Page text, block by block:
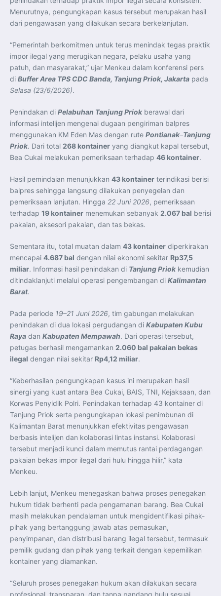
Perkuat Kerja Sama Repatriasi Artefak Budaya
Menteri PKP dan Ketua DEN Perkuat Kolaborasi
Teknologi, Data, dan Pembiayaan Demi Percepatan
Program 3 Juta Rumah
dan Sertifikasi Kompetensi
KASAU Bekali 154 Perwira Remaja AAU 2026, Tekankan
Integritas dan Profesionalisme sebagai Bekal
Pengabdian
Menlu Sugiono Dorong Kemitraan ASEAN–Inggris yang
Lebih Erat Hadapi Tantangan Global
Indonesia Dorong ASEAN dan Uni Eropa Perkuat
Stabilitas Global melalui Kemitraan Strategis
Selatan untuk Perkuat Ketahanan Kawasan
Kemitraan ASEAN–Kanada Perkuat Ketahanan Ekonomi,
Pangan, dan Energi Kawasan
ASEAN dan India Perkuat Ketahanan Kawasan lewat
Kerja Sama Maritim, Ekonomi, dan Kesehatan
BI Pertahankan BI-Rate 5,75 Persen untuk Jaga
Stabilitas dan Dukung Pertumbuhan Ekonomi
Kepala BGN Sudaryono Tegaskan Komitmen Perkuat
Menurutnya, pengungkapan kasus tersebut merupakan hasil
dari pengawasan yang dilakukan secara berkelanjutan.
“Pemerintah berkomitmen untuk terus menindak tegas praktik
impor ilegal yang merugikan negara, pelaku usaha yang
patuh, dan masyarakat,” ujar Menkeu dalam konferensi pers
di Buffer Area TPS CDC Banda, Tanjung Priok, Jakarta pada
Selasa (23/6/2026).
Penindakan di Pelabuhan Tanjung Priok berawal dari
informasi intelijen mengenai dugaan pengiriman balpres
menggunakan KM Eden Mas dengan rute Pontianak–Tanjung
Priok. Dari total 268 kontainer yang diangkut kapal tersebut,
Bea Cukai melakukan pemeriksaan terhadap 46 kontainer.
Hasil pemindaian menunjukkan 43 kontainer terindikasi berisi
balpres sehingga langsung dilakukan penyegelan dan
pemeriksaan lanjutan. Hingga 22 Juni 2026, pemeriksaan
terhadap 19 kontainer menemukan sebanyak 2.067 bal berisi
pakaian, aksesori pakaian, dan tas bekas.
Sementara itu, total muatan dalam 43 kontainer diperkirakan
mencapai 4.687 bal dengan nilai ekonomi sekitar Rp37,5
miliar. Informasi hasil penindakan di Tanjung Priok kemudian
ditindaklanjuti melalui operasi pengembangan di Kalimantan
Barat.
Pada periode 19–21 Juni 2026, tim gabungan melakukan
penindakan di dua lokasi pergudangan di Kabupaten Kubu
Raya dan Kabupaten Mempawah. Dari operasi tersebut,
petugas berhasil mengamankan 2.060 bal pakaian bekas
ilegal dengan nilai sekitar Rp4,12 miliar.
“Keberhasilan pengungkapan kasus ini merupakan hasil
sinergi yang kuat antara Bea Cukai, BAIS, TNI, Kejaksaan, dan
Korwas Penyidik Polri. Penindakan terhadap 43 kontainer di
Tanjung Priok serta pengungkapan lokasi penimbunan di
Kalimantan Barat menunjukkan efektivitas pengawasan
berbasis intelijen dan kolaborasi lintas instansi. Kolaborasi
tersebut menjadi kunci dalam memutus rantai perdagangan
pakaian bekas impor ilegal dari hulu hingga hilir,” kata
Menkeu.
Lebih lanjut, Menkeu menegaskan bahwa proses penegakan
hukum tidak berhenti pada pengamanan barang. Bea Cukai
masih melakukan pendalaman untuk mengidentifikasi pihak-
pihak yang bertanggung jawab atas pemasukan,
penyimpanan, dan distribusi barang ilegal tersebut, termasuk
pemilik gudang dan pihak yang terkait dengan kepemilikan
kontainer yang diamankan.
“Seluruh proses penegakan hukum akan dilakukan secara
profesional, transparan, dan tanpa pandang bulu sesuai